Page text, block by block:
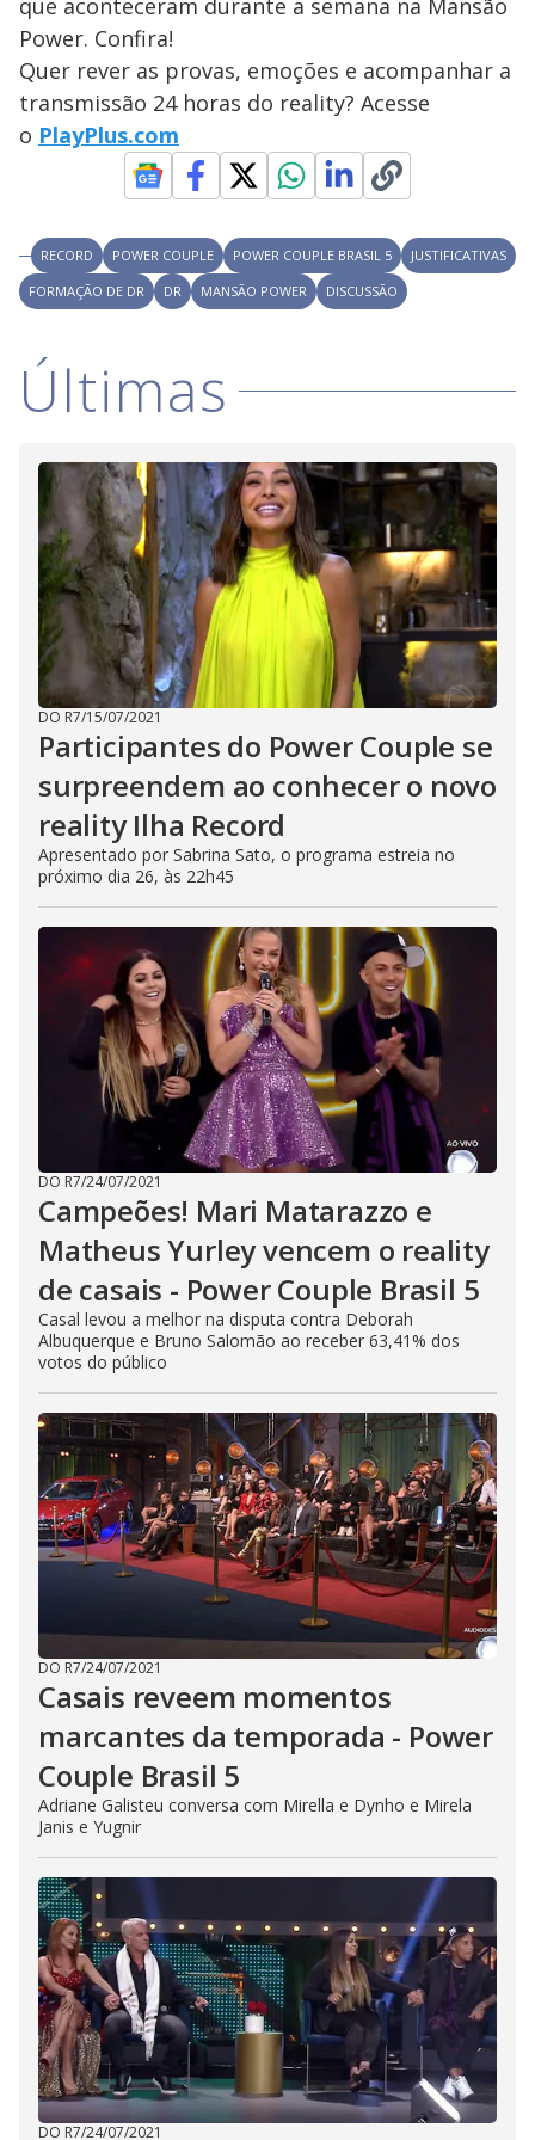
y
V
i
d
e
o
s
M
u
d
o
que aconteceram durante a semana na Mansão
Power. Confira!
Quer rever as provas, emoções e acompanhar a
transmissão 24 horas do reality? Acesse
o PlayPlus.com
RECORD POWER COUPLE POWER COUPLE BRASIL 5
JUSTIFICATIVAS
FORMAÇÃO DE DR
DR MANSÃO POWER DISCUSSÃO
Últimas
DO R7/15/07/2021
Participantes do Power Couple se
surpreendem ao conhecer o novo
reality Ilha Record
Apresentado por Sabrina Sato, o programa estreia no
próximo dia 26, às 22h45
DO R7/24/07/2021
Campeões! Mari Matarazzo e
Matheus Yurley vencem o reality
de casais - Power Couple Brasil 5
Casal levou a melhor na disputa contra Deborah
Albuquerque e Bruno Salomão ao receber 63,41% dos
votos do público
DO R7/24/07/2021
Casais reveem momentos
marcantes da temporada - Power
Couple Brasil 5
Adriane Galisteu conversa com Mirella e Dynho e Mirela
Janis e Yugnir
DO R7/24/07/2021